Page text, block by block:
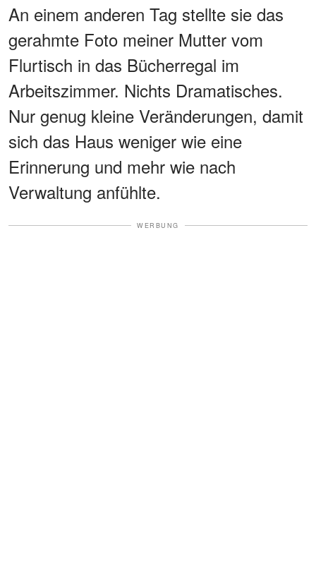
An einem anderen Tag stellte sie das
gerahmte Foto meiner Mutter vom
Flurtisch in das Bücherregal im
Arbeitszimmer. Nichts Dramatisches.
Nur genug kleine Veränderungen, damit
sich das Haus weniger wie eine
Erinnerung und mehr wie nach
Verwaltung anfühlte.
WERBUNG